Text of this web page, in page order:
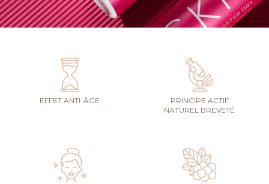
EFFET ANTI-ÂGE
PRINCIPE ACTIF
NATUREL BREVETÉ